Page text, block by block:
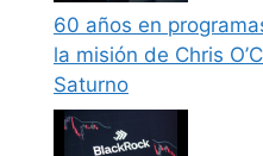
60 años en
la misión de Chris
Saturno